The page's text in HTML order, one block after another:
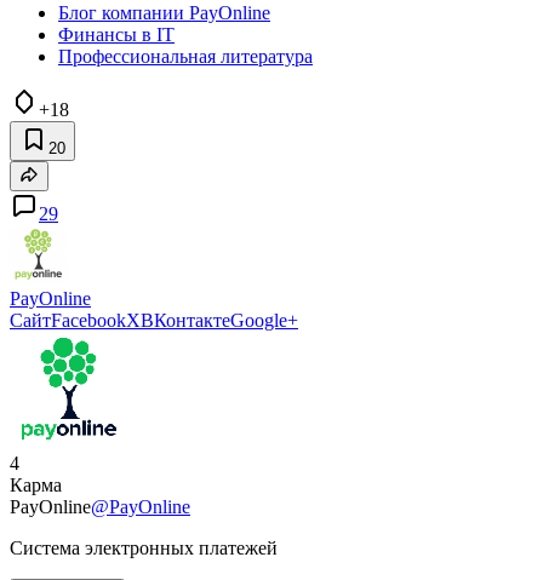
Блог компании PayOnline
Финансы в IT
Профессиональная литература
+18
20
29
PayOnline
СайтFacebookXВКонтактеGoogle+
4
Карма
PayOnline@PayOnline
Система электронных платежей